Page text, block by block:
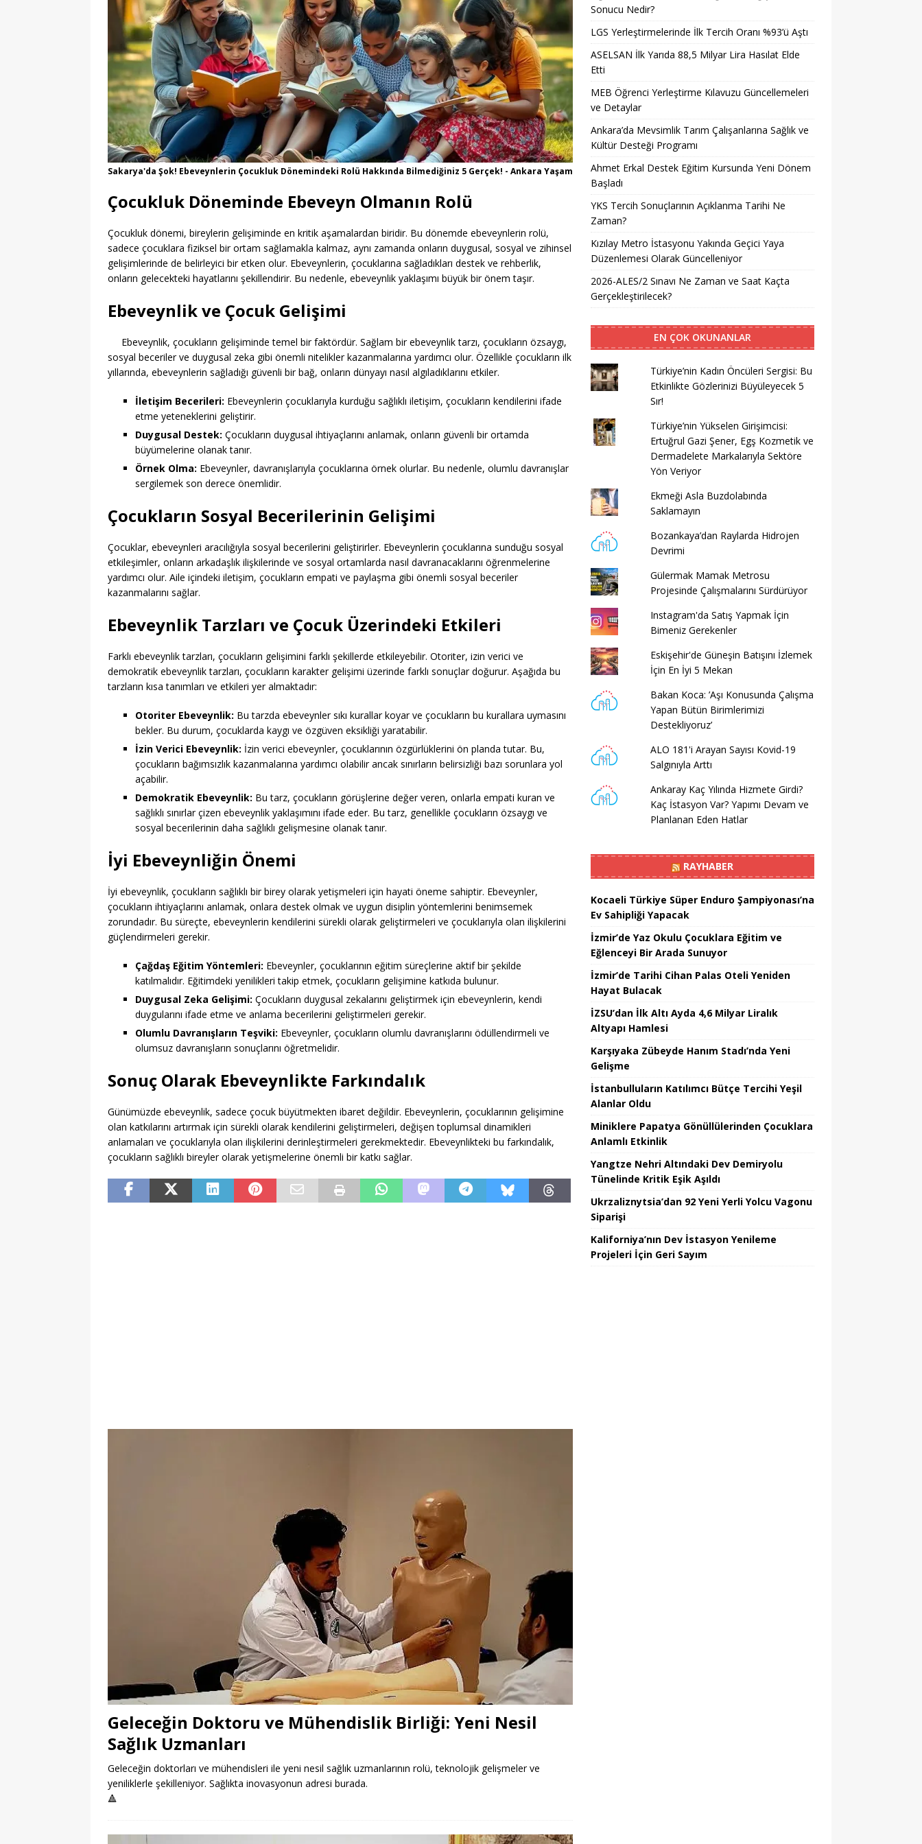
[ 06/08/2026 ] YKS Tercih Sonuçlarının Açıklanma Tarihi Ne Zaman?
EĞITIM
[ 06/08/2026 ] Kızılay Metro İstasyonu Yakında Geçici Yaya Düzenlemesi Olarak
Güncelleniyor
MANŞET
[ 06/08/2026 ]
2026-ALES/2 Sınavı Ne Zaman ve Saat Kaçta Gerçekleştirilecek?
EĞITIM
[ 06/08/2026 ] Geleceğin Doktoru ve Mühendislik Birliği: Yeni Nesil Sağlık Uzmanları
EĞITIM
Sakarya'da Şok! Ebeveynlerin Çocukluk Dönemindeki Rolü Hakkında Bilmediğiniz 5 Gerçek! - Ankara Yaşam
Çocukluk Döneminde Ebeveyn Olmanın Rolü
Çocukluk dönemi, bireylerin gelişiminde en kritik aşamalardan biridir. Bu dönemde ebeveynlerin rolü,
sadece çocuklara fiziksel bir ortam sağlamakla kalmaz, aynı zamanda onların duygusal, sosyal ve zihinsel
gelişimlerinde de belirleyici bir etken olur. Ebeveynlerin, çocuklarına sağladıkları destek ve rehberlik,
onların gelecekteki hayatlarını şekillendirir. Bu nedenle, ebeveynlik yaklaşımı büyük bir önem taşır.
Ebeveynlik ve Çocuk Gelişimi
Ebeveynlik, çocukların gelişiminde temel bir faktördür. Sağlam bir ebeveynlik tarzı, çocukların özsaygı,
sosyal beceriler ve duygusal zeka gibi önemli nitelikler kazanmalarına yardımcı olur. Özellikle çocukların ilk
yıllarında, ebeveynlerin sağladığı güvenli bir bağ, onların dünyayı nasıl algıladıklarını etkiler.
İletişim Becerileri: Ebeveynlerin çocuklarıyla kurduğu sağlıklı iletişim, çocukların kendilerini ifade
etme yeteneklerini geliştirir.
Duygusal Destek: Çocukların duygusal ihtiyaçlarını anlamak, onların güvenli bir ortamda
büyümelerine olanak tanır.
Örnek Olma: Ebeveynler, davranışlarıyla çocuklarına örnek olurlar. Bu nedenle, olumlu davranışlar
sergilemek son derece önemlidir.
Çocukların Sosyal Becerilerinin Gelişimi
Çocuklar, ebeveynleri aracılığıyla sosyal becerilerini geliştirirler. Ebeveynlerin çocuklarına sunduğu sosyal
etkileşimler, onların arkadaşlık ilişkilerinde ve sosyal ortamlarda nasıl davranacaklarını öğrenmelerine
yardımcı olur. Aile içindeki iletişim, çocukların empati ve paylaşma gibi önemli sosyal beceriler
kazanmalarını sağlar.
Ebeveynlik Tarzları ve Çocuk Üzerindeki Etkileri
Farklı ebeveynlik tarzları, çocukların gelişimini farklı şekillerde etkileyebilir. Otoriter, izin verici ve
demokratik ebeveynlik tarzları, çocukların karakter gelişimi üzerinde farklı sonuçlar doğurur. Aşağıda bu
tarzların kısa tanımları ve etkileri yer almaktadır:
Otoriter Ebeveynlik: Bu tarzda ebeveynler sıkı kurallar koyar ve çocukların bu kurallara uymasını
bekler. Bu durum, çocuklarda kaygı ve özgüven eksikliği yaratabilir.
İzin Verici Ebeveynlik: İzin verici ebeveynler, çocuklarının özgürlüklerini ön planda tutar. Bu,
çocukların bağımsızlık kazanmalarına yardımcı olabilir ancak sınırların belirsizliği bazı sorunlara yol
açabilir.
Demokratik Ebeveynlik: Bu tarz, çocukların görüşlerine değer veren, onlarla empati kuran ve
sağlıklı sınırlar çizen ebeveynlik yaklaşımını ifade eder. Bu tarz, genellikle çocukların özsaygı ve
sosyal becerilerinin daha sağlıklı gelişmesine olanak tanır.
İyi Ebeveynliğin Önemi
İyi ebeveynlik, çocukların sağlıklı bir birey olarak yetişmeleri için hayati öneme sahiptir. Ebeveynler,
çocukların ihtiyaçlarını anlamak, onlara destek olmak ve uygun disiplin yöntemlerini benimsemek
zorundadır. Bu süreçte, ebeveynlerin kendilerini sürekli olarak geliştirmeleri ve çocuklarıyla olan ilişkilerini
güçlendirmeleri gerekir.
Çağdaş Eğitim Yöntemleri: Ebeveynler, çocuklarının eğitim süreçlerine aktif bir şekilde
katılmalıdır. Eğitimdeki yenilikleri takip etmek, çocukların gelişimine katkıda bulunur.
Duygusal Zeka Gelişimi: Çocukların duygusal zekalarını geliştirmek için ebeveynlerin, kendi
duygularını ifade etme ve anlama becerilerini geliştirmeleri gerekir.
Olumlu Davranışların Teşviki: Ebeveynler, çocukların olumlu davranışlarını ödüllendirmeli ve
olumsuz davranışların sonuçlarını öğretmelidir.
Sonuç Olarak Ebeveynlikte Farkındalık
Günümüzde ebeveynlik, sadece çocuk büyütmekten ibaret değildir. Ebeveynlerin, çocuklarının gelişimine
olan katkılarını artırmak için sürekli olarak kendilerini geliştirmeleri, değişen toplumsal dinamikleri
anlamaları ve çocuklarıyla olan ilişkilerini derinleştirmeleri gerekmektedir. Ebeveynlikteki bu farkındalık,
çocukların sağlıklı bireyler olarak yetişmelerine önemli bir katkı sağlar.
Geleceğin Doktoru ve Mühendislik Birliği: Yeni Nesil
Sağlık Uzmanları
Geleceğin doktorları ve mühendisleri ile yeni nesil sağlık uzmanlarının rolü, teknolojik gelişmeler ve
yeniliklerle şekilleniyor. Sağlıkta inovasyonun adresi burada.
🔺
Sonucu Nedir?
LGS Yerleştirmelerinde İlk Tercih Oranı %93’ü Aştı
ASELSAN İlk Yarıda 88,5 Milyar Lira Hasılat Elde
Etti
MEB Öğrenci Yerleştirme Kılavuzu Güncellemeleri
ve Detaylar
Ankara’da Mevsimlik Tarım Çalışanlarına Sağlık ve
Kültür Desteği Programı
Ahmet Erkal Destek Eğitim Kursunda Yeni Dönem
Başladı
YKS Tercih Sonuçlarının Açıklanma Tarihi Ne
Zaman?
Kızılay Metro İstasyonu Yakında Geçici Yaya
Düzenlemesi Olarak Güncelleniyor
2026-ALES/2 Sınavı Ne Zaman ve Saat Kaçta
Gerçekleştirilecek?
EN ÇOK OKUNANLAR
Türkiye’nin Kadın Öncüleri Sergisi: Bu
Etkinlikte Gözlerinizi Büyüleyecek 5
Sır!
Türkiye’nin Yükselen Girişimcisi:
Ertuğrul Gazi Şener, Egş Kozmetik ve
Dermadelete Markalarıyla Sektöre
Yön Veriyor
Ekmeği Asla Buzdolabında
Saklamayın
Bozankaya’dan Raylarda Hidrojen
Devrimi
Gülermak Mamak Metrosu
Projesinde Çalışmalarını Sürdürüyor
Instagram'da Satış Yapmak İçin
Bimeniz Gerekenler
Eskişehir'de Güneşin Batışını İzlemek
İçin En İyi 5 Mekan
Bakan Koca: ’Aşı Konusunda Çalışma
Yapan Bütün Birimlerimizi
Destekliyoruz’
ALO 181'i Arayan Sayısı Kovid-19
Salgınıyla Arttı
Ankaray Kaç Yılında Hizmete Girdi?
Kaç İstasyon Var? Yapımı Devam ve
Planlanan Eden Hatlar
RAYHABER
Kocaeli Türkiye Süper Enduro Şampiyonası’na
Ev Sahipliği Yapacak
İzmir’de Yaz Okulu Çocuklara Eğitim ve
Eğlenceyi Bir Arada Sunuyor
İzmir’de Tarihi Cihan Palas Oteli Yeniden
Hayat Bulacak
İZSU’dan İlk Altı Ayda 4,6 Milyar Liralık
Altyapı Hamlesi
Karşıyaka Zübeyde Hanım Stadı’nda Yeni
Gelişme
İstanbulluların Katılımcı Bütçe Tercihi Yeşil
Alanlar Oldu
Miniklere Papatya Gönüllülerinden Çocuklara
Anlamlı Etkinlik
Yangtze Nehri Altındaki Dev Demiryolu
Tünelinde Kritik Eşik Aşıldı
Ukrzaliznytsia’dan 92 Yeni Yerli Yolcu Vagonu
Siparişi
Kaliforniya’nın Dev İstasyon Yenileme
Projeleri İçin Geri Sayım